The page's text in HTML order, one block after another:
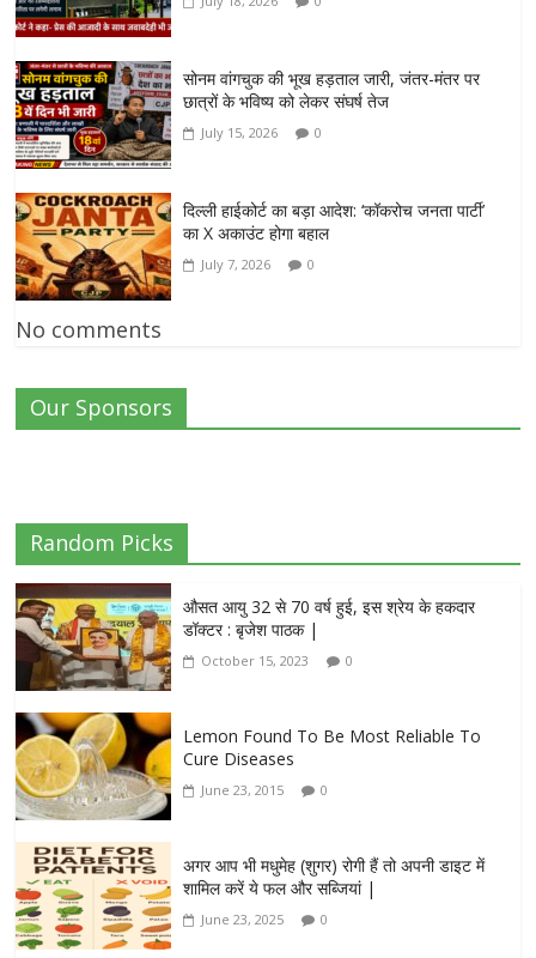
सोनम वांगचुक की भूख हड़ताल जारी, जंतर-मंतर पर
छात्रों के भविष्य को लेकर संघर्ष तेज
July 15, 2026 0
दिल्ली हाईकोर्ट का बड़ा आदेश: ‘कॉकरोच जनता पार्टी’
का X अकाउंट होगा बहाल
July 7, 2026 0
No comments
Our Sponsors
Random Picks
औसत आयु 32 से 70 वर्ष हुई, इस श्रेय के हकदार
डॉक्टर : बृजेश पाठक |
October 15, 2023 0
Lemon Found To Be Most Reliable To
Cure Diseases
June 23, 2015 0
अगर आप भी मधुमेह (शुगर) रोगी हैं तो अपनी डाइट में
शामिल करें ये फल और सब्जियां |
June 23, 2025 0